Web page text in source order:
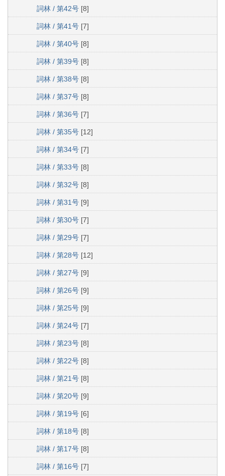
詞林 / 第42号 [8]
詞林 / 第41号 [7]
詞林 / 第40号 [8]
詞林 / 第39号 [8]
詞林 / 第38号 [8]
詞林 / 第37号 [8]
詞林 / 第36号 [7]
詞林 / 第35号 [12]
詞林 / 第34号 [7]
詞林 / 第33号 [8]
詞林 / 第32号 [8]
詞林 / 第31号 [9]
詞林 / 第30号 [7]
詞林 / 第29号 [7]
詞林 / 第28号 [12]
詞林 / 第27号 [9]
詞林 / 第26号 [9]
詞林 / 第25号 [9]
詞林 / 第24号 [7]
詞林 / 第23号 [8]
詞林 / 第22号 [8]
詞林 / 第21号 [8]
詞林 / 第20号 [9]
詞林 / 第19号 [6]
詞林 / 第18号 [8]
詞林 / 第17号 [8]
詞林 / 第16号 [7]